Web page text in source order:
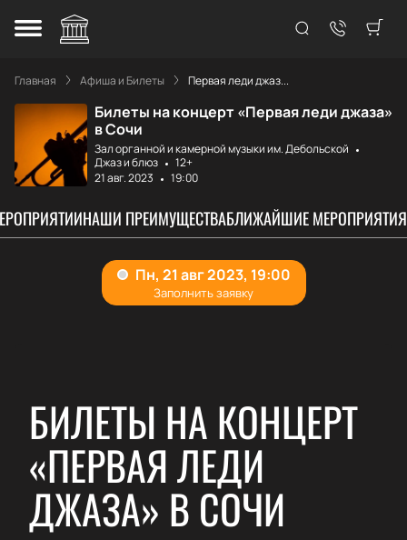
Главная Афиша и Билеты Первая леди джаз...
Билеты на концерт «Первая леди джаза»
в Сочи
Зал органной и камерной музыки им. Дебольской
Джаз и блюз
12+
21 авг. 2023
19:00
НАШИ ПРЕИМУЩЕСТВАБЛИЖАЙШИЕ МЕРОПРИЯТИЯ
БИЛЕТЫ НА КОНЦЕРТ
«ПЕРВАЯ ЛЕДИ
ДЖАЗА» В СОЧИ